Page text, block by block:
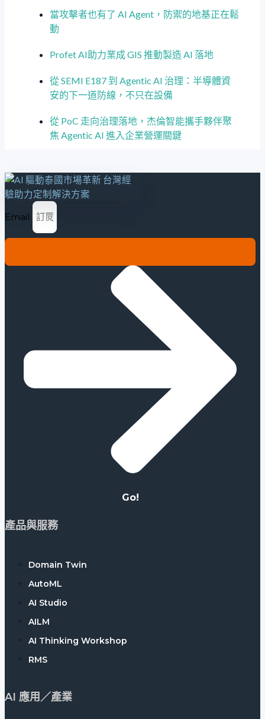
當攻擊者也有了 AI Agent，防禦的地基正在鬆
動
Profet AI助力業成 GIS 推動製造 AI 落地
從 SEMI E187 到 Agentic AI 治理：半導體資
安的下一道防線，不只在設備​
從 PoC 走向治理落地，杰倫智能攜手夥伴聚
焦 Agentic AI 進入企業營運關鍵
Email
Go!
產品與服務
Domain Twin
AutoML
AI Studio
AILM
AI Thinking Workshop
RMS
AI 應用／產業